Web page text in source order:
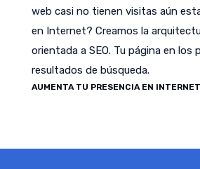
web casi no tienen visitas aún
en Internet? Creamos la
orientada a SEO. Tu página en los
resultados de búsqueda.
AUMENTA TU PRESENCIA EN INTERNET